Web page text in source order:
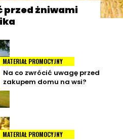
przed żniwami
MATERIAŁ PROMOCYJNY
Na co zwrócić uwagę przed
zakupem domu na wsi?
MATERIAŁ PROMOCYJNY